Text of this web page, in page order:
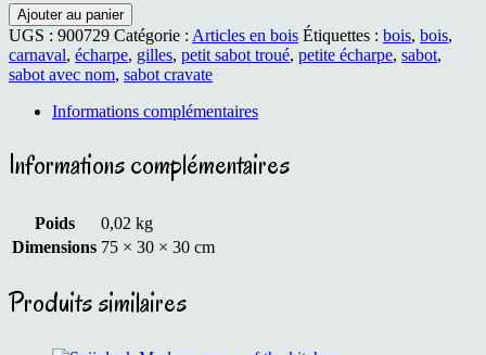
quantité
de
Sabot
noeud
cravate
Ajouter au panier
UGS : 900729 Catégorie : Articles en bois Étiquettes : bois, bois,
carnaval, écharpe, gilles, petit sabot troué, petite écharpe, sabot,
sabot avec nom, sabot cravate
Informations complémentaires
Informations complémentaires
Poids
0,02 kg
Dimensions 75 × 30 × 30 cm
Produits similaires